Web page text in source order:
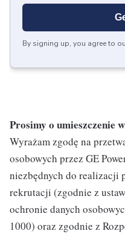
By signing up, you agree to
Prosimy o umieszczenie
Wyrażam zgodę na
osobowych przez GE
niezbędnych do realizacji
rekrutacji (zgodnie z
ochronie danych
1000) oraz zgodnie z